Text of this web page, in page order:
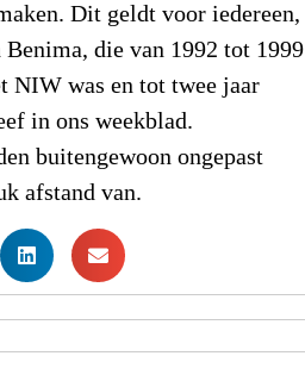
Dit geldt voor iedereen,
die van 1992 tot 1999
NIW was en tot twee jaar
in ons weekblad.
buitengewoon ongepast
afstand van.